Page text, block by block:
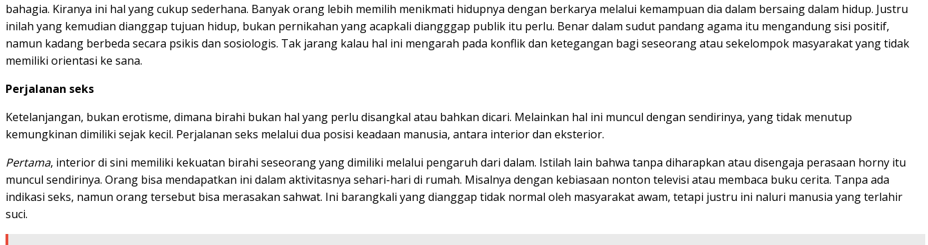
bahagia. Kiranya ini hal yang cukup sederhana. Banyak orang lebih memilih menikmati hidupnya dengan berkarya melalui kemampuan dia dalam bersaing dalam hidup. Justru
inilah yang kemudian dianggap tujuan hidup, bukan pernikahan yang acapkali diangggap publik itu perlu. Benar dalam sudut pandang agama itu mengandung sisi positif,
namun kadang berbeda secara psikis dan sosiologis. Tak jarang kalau hal ini mengarah pada konflik dan ketegangan bagi seseorang atau sekelompok masyarakat yang tidak
memiliki orientasi ke sana.
Perjalanan seks
Ketelanjangan, bukan erotisme, dimana birahi bukan hal yang perlu disangkal atau bahkan dicari. Melainkan hal ini muncul dengan sendirinya, yang tidak menutup
kemungkinan dimiliki sejak kecil. Perjalanan seks melalui dua posisi keadaan manusia, antara interior dan eksterior.
Pertama, interior di sini memiliki kekuatan birahi seseorang yang dimiliki melalui pengaruh dari dalam. Istilah lain bahwa tanpa diharapkan atau disengaja perasaan horny itu
muncul sendirinya. Orang bisa mendapatkan ini dalam aktivitasnya sehari-hari di rumah. Misalnya dengan kebiasaan nonton televisi atau membaca buku cerita. Tanpa ada
indikasi seks, namun orang tersebut bisa merasakan sahwat. Ini barangkali yang dianggap tidak normal oleh masyarakat awam, tetapi justru ini naluri manusia yang terlahir
suci.